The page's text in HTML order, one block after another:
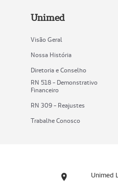
Unimed
Visão Geral
Nossa História
Diretoria e Conselho
RN 518 - Demonstrativo
Financeiro
RN 309 - Reajustes
Trabalhe Conosco
Unimed